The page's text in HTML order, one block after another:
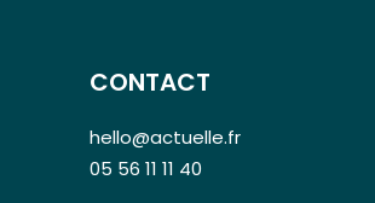
CONTACT
hello@actuelle.fr
05 56 11 11 40